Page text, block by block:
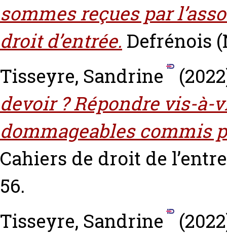
sommes reçues par
droit d’entrée. Defrénois
Tisseyre, Sandrine
devoir ? Répondre vis-à-
dommageables commis
Cahiers de droit de
56.
Tisseyre, Sandrine